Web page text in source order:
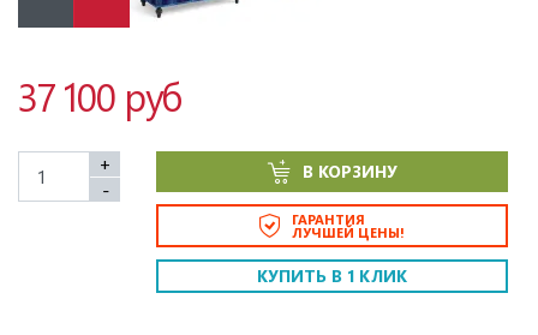
37 100 руб
+
-
В КОРЗИНУ
ГАРАНТИЯ
ЛУЧШЕЙ ЦЕНЫ!
КУПИТЬ В 1 КЛИК